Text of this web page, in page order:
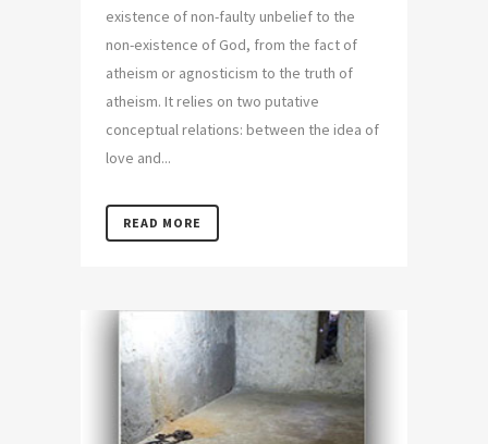
existence of non-faulty unbelief to the
non-existence of God, from the fact of
atheism or agnosticism to the truth of
atheism. It relies on two putative
conceptual relations: between the idea of
love and...
READ MORE